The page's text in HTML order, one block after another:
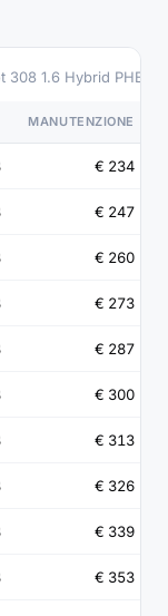
1.6 Hybrid PHEV
MANUTENZIONE
€ 234
€ 247
€ 260
€ 273
€ 287
€ 300
€ 313
€ 326
€ 339
€ 353